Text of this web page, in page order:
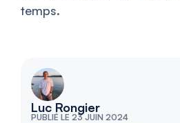
temps.
Luc Rongier
PUBLIÉ LE 23 JUIN 2024